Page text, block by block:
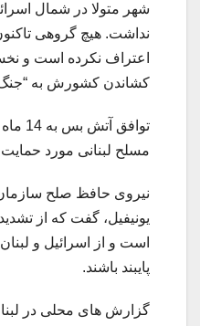
شهر متولا در شمال
نداشت. هیچ گروهی
اعتراف نکرده است و
کشاندن کشورش به “جنگ
مسلح لبنانی مورد حمایت
نیروی حافظ صلح سازمان
یونیفیل، گفت که از
است و از اسرائیل و
پایبند باشند.
گزارش های محلی در